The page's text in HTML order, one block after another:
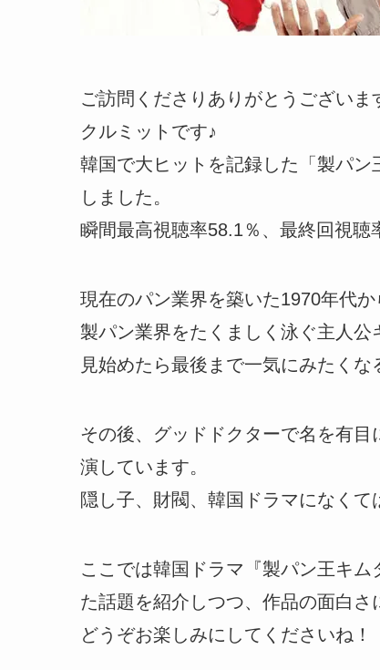
ご訪問くださりありがとうございま
クルミットです♪
韓国で大ヒットを記録した「製パ
しました。
瞬間最高視聴率58.1％、最終回視聴
現在のパン業界を築いた1970年代
製パン業界をたくましく泳ぐ主人
見始めたら最後まで一気にみたくな
その後、グッドドクターで名を有
演しています。
隠し子、財閥、韓国ドラマになくて
ここでは韓国ドラマ『製パン王キ
た話題を紹介しつつ、作品の面白さ
どうぞお楽しみにしてくださいね！